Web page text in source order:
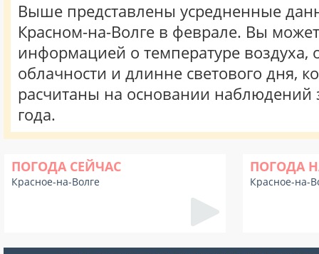
Выше представлены усредненные
Красном-на-Волге в феврале. Вы
информацией о температуре воздуха,
облачности и длинне светового дня,
расчитаны на основании наблюдений
года.
ПОГОДА СЕЙЧАС
Красное-на-Волге
ПОГОДА
Красное-на-